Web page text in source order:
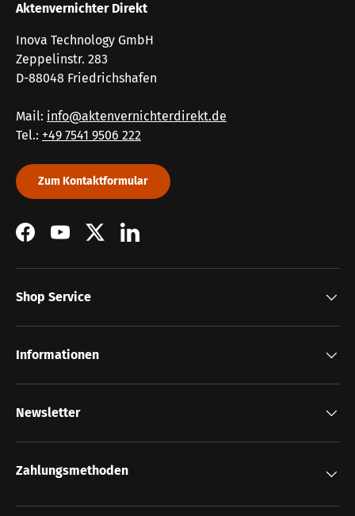
Aktenvernichter Direkt
Inova Technology GmbH
Zeppelinstr. 283
D-88048 Friedrichshafen
Mail: info@aktenvernichterdirekt.de
Tel.: +49 7541 9506 222
Zum Kontaktformular
FacebookYouTubeTwitterLinkedIn
Shop Service
Informationen
Newsletter
Zahlungsmethoden